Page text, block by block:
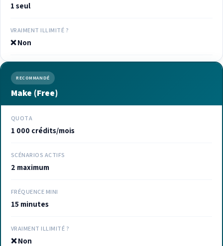
1 seul
VRAIMENT ILLIMITÉ ?
❌ Non
RECOMMANDÉ
Make (Free)
QUOTA
1 000 crédits/mois
SCÉNARIOS ACTIFS
2 maximum
FRÉQUENCE MINI
15 minutes
VRAIMENT ILLIMITÉ ?
❌ Non